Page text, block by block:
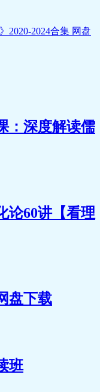
假设与验证的
：假设与验证的
诊治指南：是地
：医疗服务最高
卫生：性价比最
成机制：同归
2020-2024合集 网盘
：深度解读儒
论60讲【看理
盘下载
班